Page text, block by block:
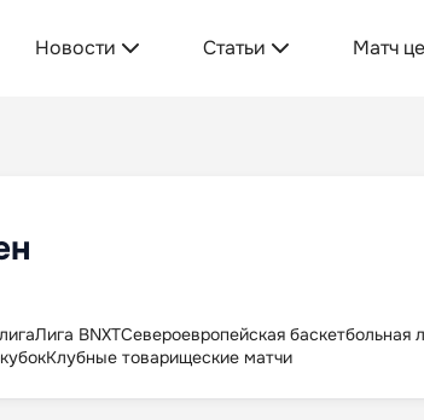
Новости Статьи Матч
Лига BNXTСевероевропейская баскетбольная
Клубные товарищеские матчи